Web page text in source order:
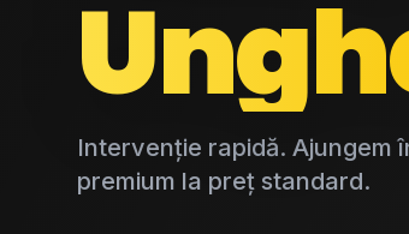
Intervenție rapidă. Ajungem
premium la preț standard.